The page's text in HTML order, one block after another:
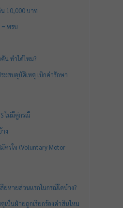
10,000 บาท
พรบ
น ทำได้ไหม?
สบอุบัติเหตุ เบิกค่ารักษา
ไม่มีคู่กรณี
ง
ครใจ (Voluntary Motor
ยหายส่วนแรกในกรณีใดบ้าง?
เป็นฝ่ายถูกเรียกร้องค่าสินไหม